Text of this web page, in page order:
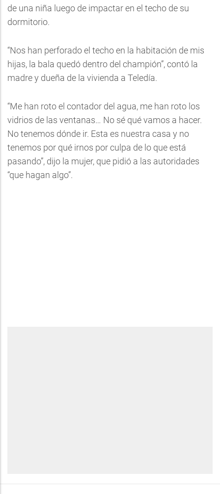
de una niña luego de impactar en el techo de su
dormitorio.
“Nos han perforado el techo en la habitación de mis
hijas, la bala quedó dentro del champión”, contó la
madre y dueña de la vivienda a Teledía.
“Me han roto el contador del agua, me han roto los
vidrios de las ventanas… No sé qué vamos a hacer.
No tenemos dónde ir. Esta es nuestra casa y no
tenemos por qué irnos por culpa de lo que está
pasando”, dijo la mujer, que pidió a las autoridades
“que hagan algo”.